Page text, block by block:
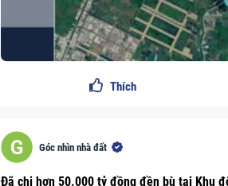
Thích
Góc nhìn nhà đất
Đã chi hơn 50.000 tỷ đồng đền bù tại Khu